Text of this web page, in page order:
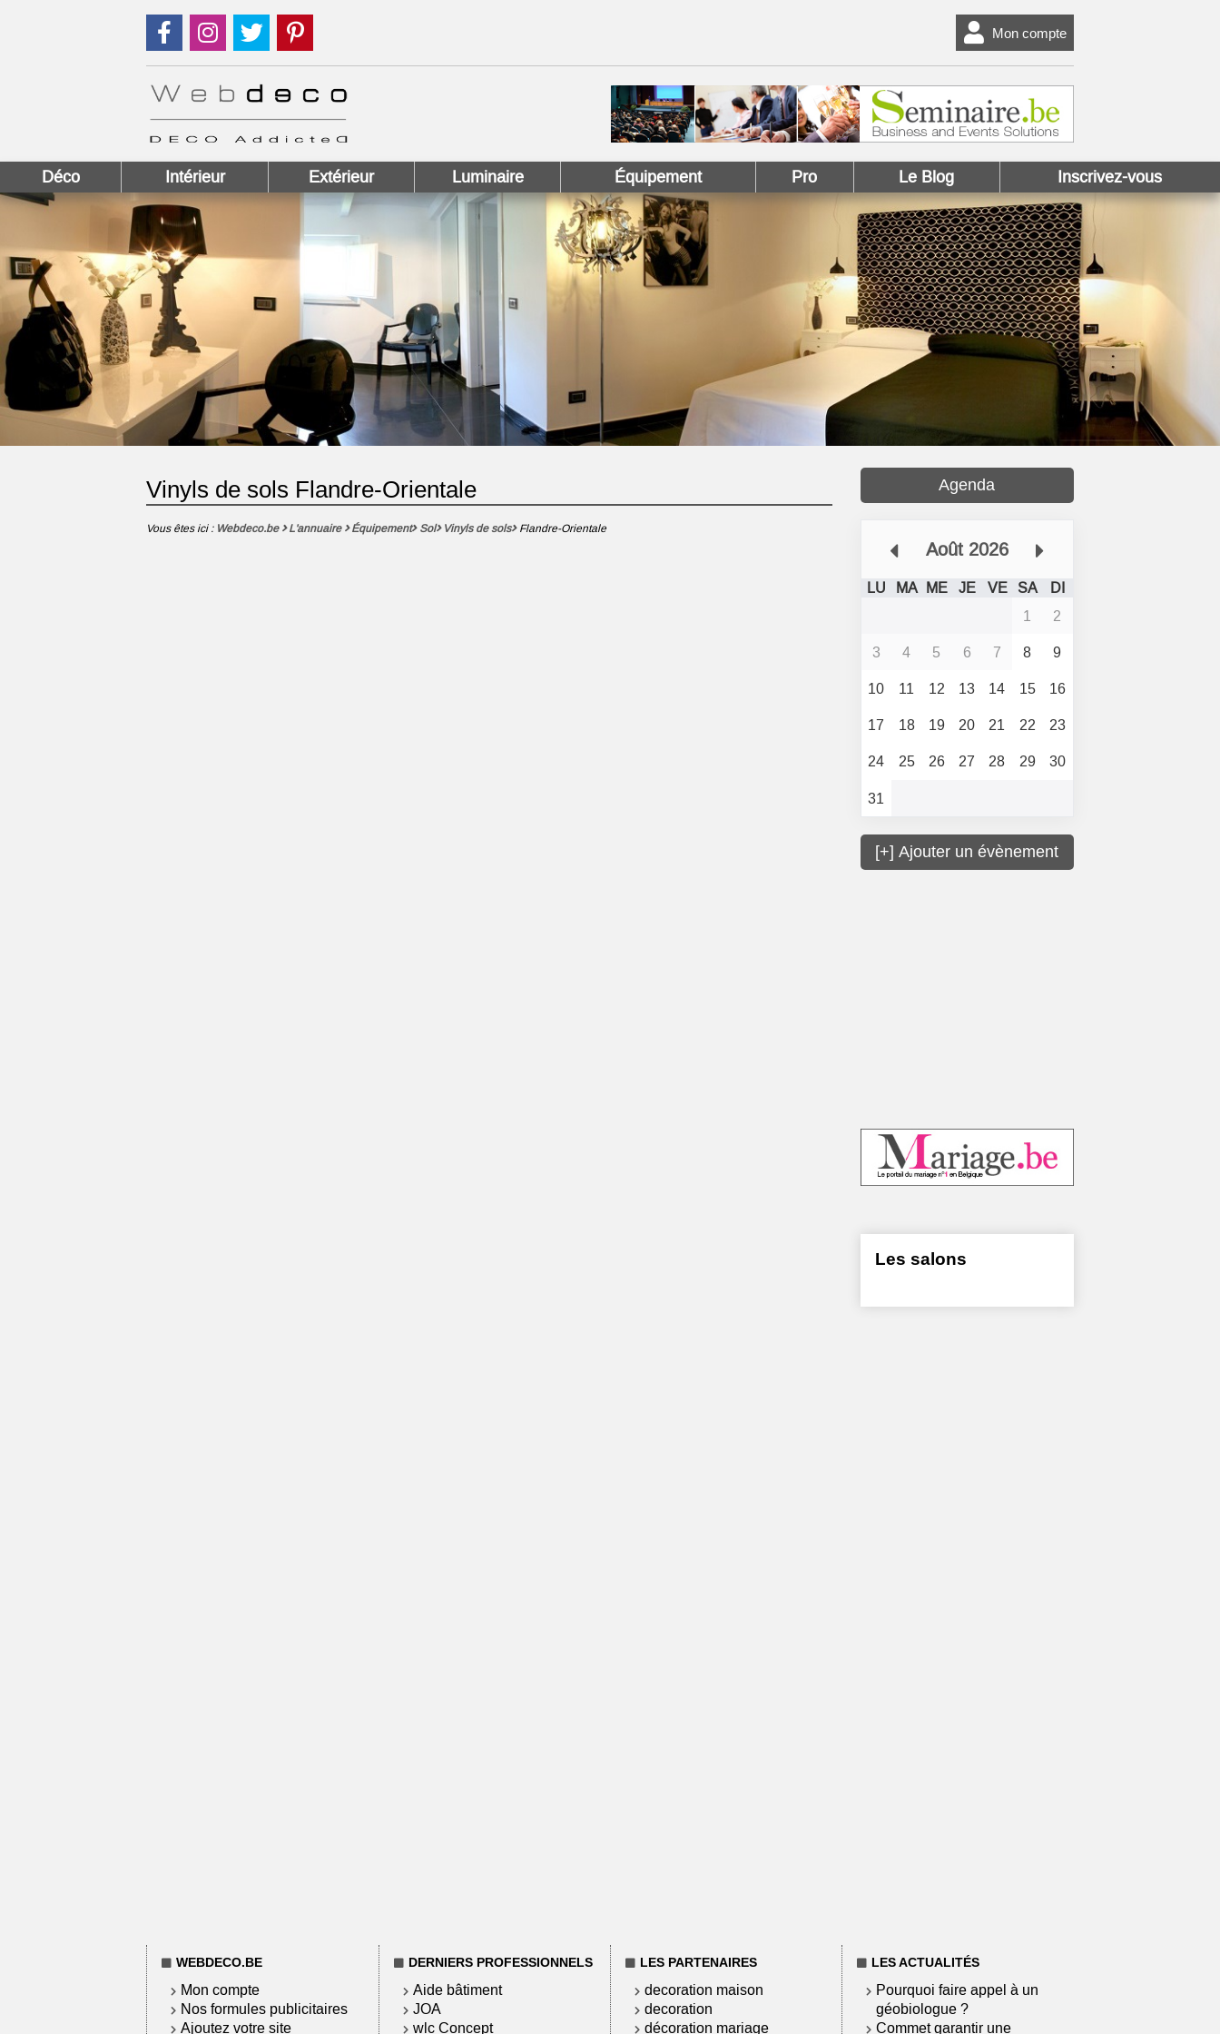
Suivez nous sur Facebook !
Suivez nous sur Instagram !
Suivez nous sur Twitter ! Mon compte
Déco Intérieur Extérieur Luminaire Équipement Pro Le Blog Inscrivez-vous
Vinyls de sols Flandre-Orientale
Vous êtes ici : Webdeco.be L'annuaire Équipement Sol Vinyls de sols Flandre-Orientale
Agenda
Août 2026
LU MA ME JE VE SA
DI
1
2
3
4 5 6 7 8
9
10
11 12 13 14 15
16
17
18 19 20 21 22
23
24
25 26 27 28 29
30
31
[+] Ajouter un évènement
Les salons
WEBDECO.BE
Mon compte
Nos formules publicitaires
Ajoutez votre site
DERNIERS PROFESSIONNELS
Aide bâtiment
JOA
wlc Concept
LES PARTENAIRES
decoration maison
decoration
décoration mariage
LES ACTUALITÉS
Pourquoi faire appel à un
géobiologue ?
Commet garantir une